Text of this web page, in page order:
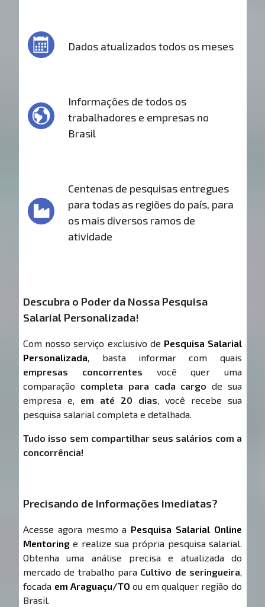
Dados atualizados todos os meses
Informações de todos os
trabalhadores e empresas no
Brasil
Centenas de pesquisas entregues
para todas as regiões do país, para
os mais diversos ramos de
atividade
Descubra o Poder da Nossa Pesquisa
Salarial Personalizada!
Com nosso serviço exclusivo de Pesquisa Salarial
Personalizada, basta informar com quais
empresas concorrentes você quer uma
comparação completa para cada cargo de sua
empresa e, em até 20 dias, você recebe sua
pesquisa salarial completa e detalhada.
Tudo isso sem compartilhar seus salários com a
concorrência!
Precisando de Informações Imediatas?
Acesse agora mesmo a Pesquisa Salarial Online
Mentoring e realize sua própria pesquisa salarial.
Obtenha uma análise precisa e atualizada do
mercado de trabalho para Cultivo de seringueira,
focada em Araguaçu/TO ou em qualquer região do
Brasil.